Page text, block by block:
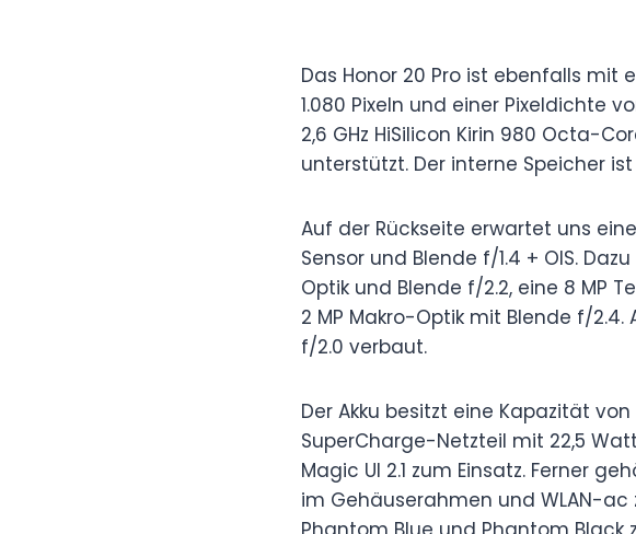
Das Honor 20 Pro ist ebenfalls mit
1.080 Pixeln und einer Pixeldichte
2,6 GHz HiSilicon Kirin 980 Octa-
unterstützt. Der interne Speicher
Auf der Rückseite erwartet uns
Sensor und Blende f/1.4 + OIS.
Optik und Blende f/2.2, eine 8 MP
2 MP Makro-Optik mit Blende f/
f/2.0 verbaut.
Der Akku besitzt eine Kapazität
SuperCharge-Netzteil mit 22,5
Magic UI 2.1 zum Einsatz. Ferner
im Gehäuserahmen und WLAN-